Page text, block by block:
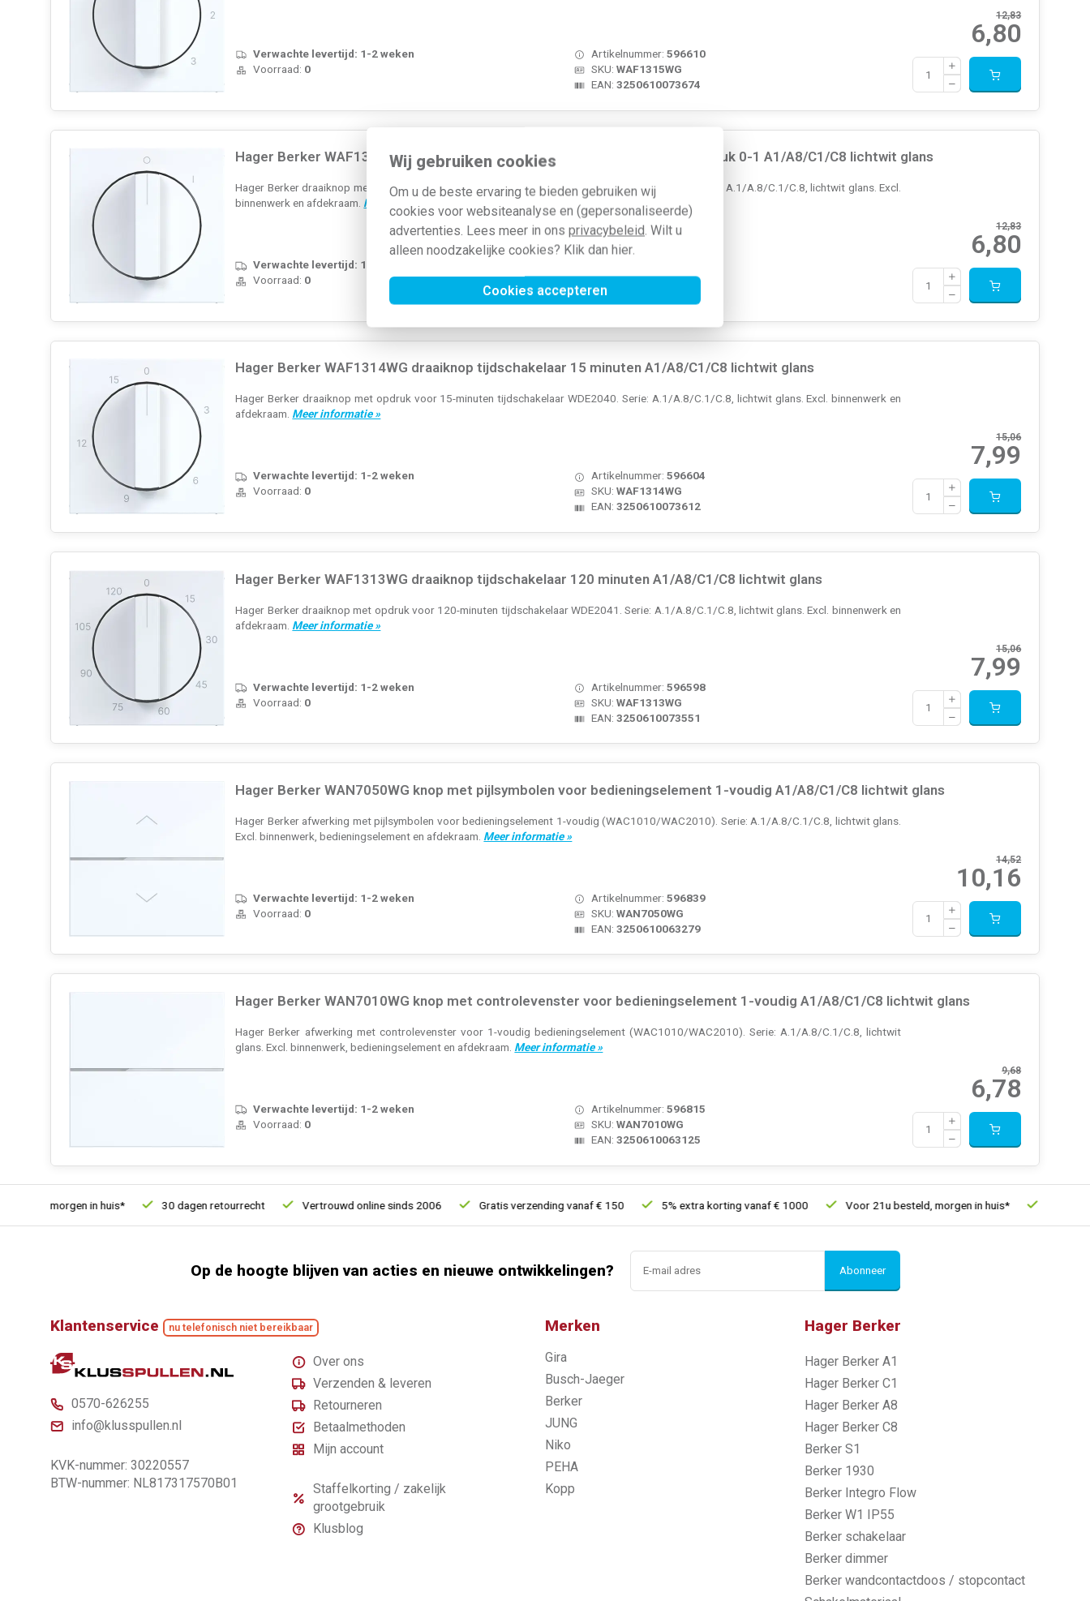
Wij gebruiken cookies
Om u de beste ervaring te bieden gebruiken wij
cookies voor websiteanalyse en (gepersonaliseerde)
advertenties. Lees meer in ons privacybeleid. Wilt u
alleen noodzakelijke cookies? Klik dan hier.
Cookies accepteren
12,83
6,80
Artikelnummer:596610
SKU:WAF1315WG
EAN:3250610073674
Verwachte levertijd: 1-2 weken
Voorraad: 0
Hager Berker WAF1318WG draaiknop voor draaischakelaar aan/uit met opdruk 0-1 A1/A8/C1/C8 lichtwit glans
Hager Berker draaiknop met opdruk 0-1. Voor de 2-polige aan/uit-draaischakelaar (WDE3862). Serie: A.1/A.8/C.1/C.8, lichtwit glans. Excl.
binnenwerk en afdekraam. Meer informatie »
12,83
6,80
SKU:WAF1318WG
EAN:
Verwachte levertijd: 1-2 weken
Voorraad: 0
Hager Berker WAF1314WG draaiknop tijdschakelaar 15 minuten A1/A8/C1/C8 lichtwit glans
Hager Berker draaiknop met opdruk voor 15-minuten tijdschakelaar WDE2040. Serie: A.1/A.8/C.1/C.8, lichtwit glans. Excl. binnenwerk en
afdekraam. Meer informatie »
15,06
7,99
Artikelnummer:596604
SKU:WAF1314WG
EAN:3250610073612
Verwachte levertijd: 1-2 weken
Voorraad: 0
Hager Berker WAF1313WG draaiknop tijdschakelaar 120 minuten A1/A8/C1/C8 lichtwit glans
Hager Berker draaiknop met opdruk voor 120-minuten tijdschakelaar WDE2041. Serie: A.1/A.8/C.1/C.8, lichtwit glans. Excl. binnenwerk en
afdekraam. Meer informatie »
15,06
7,99
Artikelnummer:596598
SKU:WAF1313WG
EAN:3250610073551
Verwachte levertijd: 1-2 weken
Voorraad: 0
Hager Berker WAN7050WG knop met pijlsymbolen voor bedieningselement 1-voudig A1/A8/C1/C8 lichtwit glans
Hager Berker afwerking met pijlsymbolen voor bedieningselement 1-voudig (WAC1010/WAC2010). Serie: A.1/A.8/C.1/C.8, lichtwit glans.
Excl. binnenwerk, bedieningselement en afdekraam. Meer informatie »
14,52
10,16
Artikelnummer:596839
SKU:WAN7050WG
EAN:3250610063279
Verwachte levertijd: 1-2 weken
Voorraad: 0
Hager Berker WAN7010WG knop met controlevenster voor bedieningselement 1-voudig A1/A8/C1/C8 lichtwit glans
Hager Berker afwerking met controlevenster voor 1-voudig bedieningselement (WAC1010/WAC2010). Serie: A.1/A.8/C.1/C.8, lichtwit
glans. Excl. binnenwerk, bedieningselement en afdekraam. Meer informatie »
9,68
6,78
Artikelnummer:596815
SKU:WAN7010WG
EAN:3250610063125
Verwachte levertijd: 1-2 weken
Voorraad: 0
morgen in huis* 30 dagen retourrecht Vertrouwd online sinds 2006 Gratis verzending vanaf € 150 5% extra korting vanaf € 1000 Voor 21u besteld, morgen in huis* 30 dagen
Op de hoogte blijven van acties en nieuwe ontwikkelingen? Abonneer
Klantenservice nu telefonisch niet bereikbaar
0570-626255
info@klusspullen.nl
KVK-nummer: 30220557
BTW-nummer: NL817317570B01
Over ons
Verzenden & leveren
Retourneren
Betaalmethoden
Mijn account
Staffelkorting / zakelijk
grootgebruik
Klusblog
Merken
Gira
Busch-Jaeger
Berker
JUNG
Niko
PEHA
Kopp
Hager Berker
Hager Berker A1
Hager Berker C1
Hager Berker A8
Hager Berker C8
Berker S1
Berker 1930
Berker Integro Flow
Berker W1 IP55
Berker schakelaar
Berker dimmer
Berker wandcontactdoos / stopcontact